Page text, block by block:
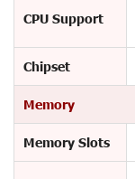
CPU Support
Chipset
Memory
Memory Slots